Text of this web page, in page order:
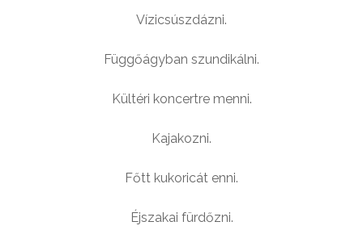
Vízicsúszdázni.
Függőágyban szundikálni.
Kültéri koncertre menni.
Kajakozni.
Főtt kukoricát enni.
Éjszakai fürdőzni.